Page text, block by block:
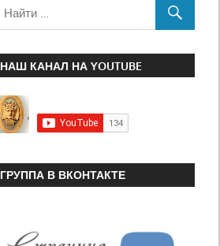
НАШ КАНАЛ НА YOUTUBE
ГРУППА В ВКОНТАКТЕ